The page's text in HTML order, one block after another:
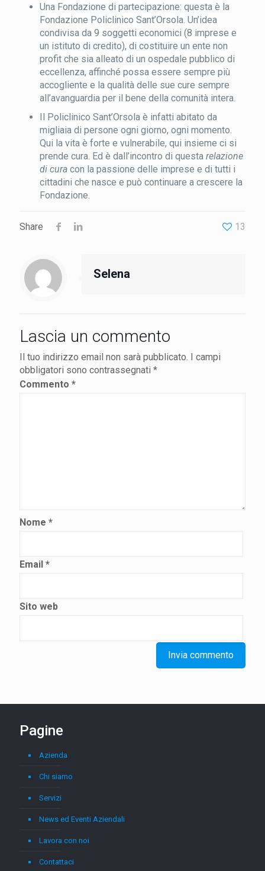
Una Fondazione di partecipazione: questa è la
Fondazione Policlinico Sant’Orsola. Un’idea
condivisa da 9 soggetti economici (8 imprese e
un istituto di credito), di costituire un ente non
profit che sia alleato di un ospedale pubblico di
eccellenza, affinché possa essere sempre più
accogliente e la qualità delle sue cure sempre
all’avanguardia per il bene della comunità intera.
Il Policlinico Sant’Orsola è infatti abitato da
migliaia di persone ogni giorno, ogni momento.
Qui la vita è forte e vulnerabile, qui insieme ci si
prende cura. Ed è dall’incontro di questa relazione
di curacon la passione delle imprese e di tutti i
cittadini che nasce e può continuare a crescere la
Fondazione.
Share 13
Selena
Lascia un commento
Il tuo indirizzo email non sarà pubblicato. I campi
obbligatori sono contrassegnati *
Commento *
Nome *
Email *
Sito web
Pagine
Azienda
Chi siamo
Servizi
News ed Eventi Aziendali
Lavora con noi
Contattaci